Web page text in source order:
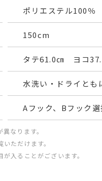
ポリエステル100％
150cm
タテ61.0㎝ ヨコ
水洗い・ドライと
Aフック、Bフック
なります。
ただけます。
入ることがございます。